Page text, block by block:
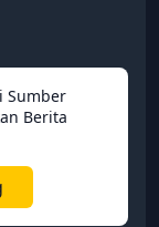
Sumber
Berita